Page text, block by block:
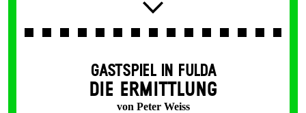
GASTSPIEL IN FULDA
DIE ERMITTLUNG
von Peter Weiss